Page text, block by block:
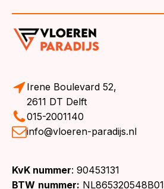
Irene Boulevard 52,
2611 DT Delft
015-2001140
info@vloeren-paradijs.nl
KvK nummer: 90453131
BTW nummer: NL865320548B01